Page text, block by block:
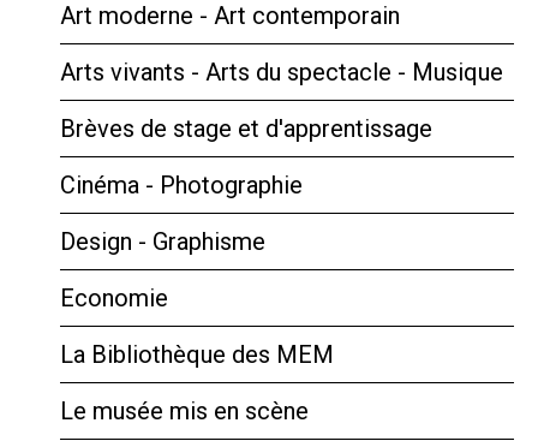
Art moderne - Art contemporain
Arts vivants - Arts du spectacle - Musique
Brèves de stage et d'apprentissage
Cinéma - Photographie
Design - Graphisme
Economie
La Bibliothèque des MEM
Le musée mis en scène